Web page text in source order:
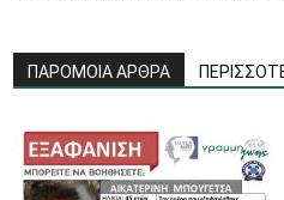
ΠΑΡΟΜΟΙΑ ΑΡΘΡΑ